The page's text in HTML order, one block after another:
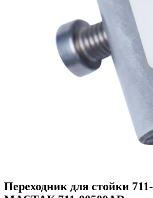
Переходник для стойки